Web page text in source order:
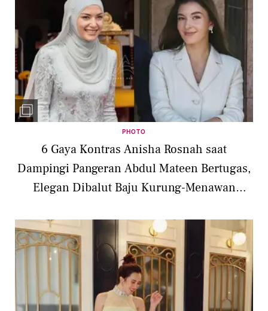
PHOTO
6 Gaya Kontras Anisha Rosnah saat
Dampingi Pangeran Abdul Mateen Bertugas,
Elegan Dibalut Baju Kurung-Menawan